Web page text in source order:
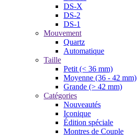
DS-X
DS-2
DS-1
Mouvement
Quartz
Automatique
Taille
Petit (< 36 mm)
Moyenne (36 - 42 mm)
Grande (> 42 mm)
Catégories
Nouveautés
Iconique
Édition spéciale
Montres de Couple